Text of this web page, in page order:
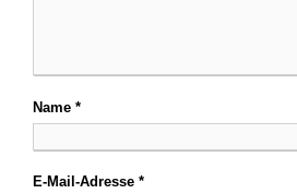
Name *
E-Mail-Adresse *